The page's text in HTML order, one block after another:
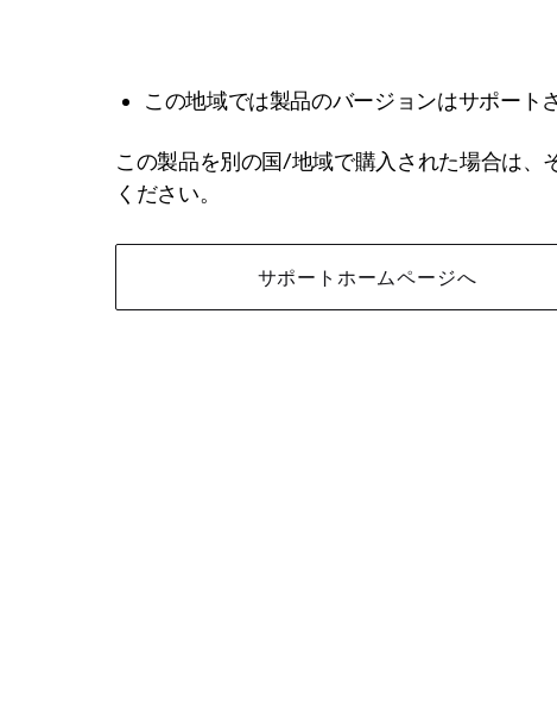
この地域では製品のバージョンはサポート
この製品を別の国/地域で購入された場合は、
ください。
サポートホームページへ